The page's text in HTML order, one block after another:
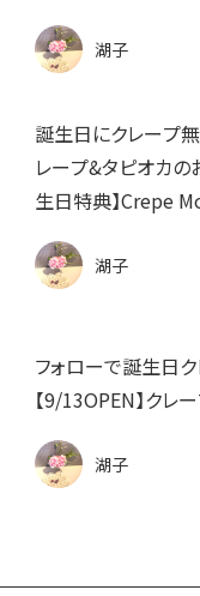
湖子
誕生日にクレープ
レープ&タピオカの
生日特典】Crepe
湖子
フォローで誕生日
【9/13OPEN】クレ
湖子